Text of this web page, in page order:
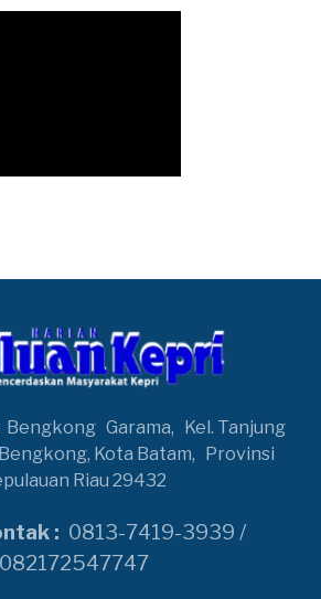
Bengkong Garama,
Kel. Tanjung
Kota Batam,
Provinsi
Riau 29432
: 0813-7419-3939 /
082172547747